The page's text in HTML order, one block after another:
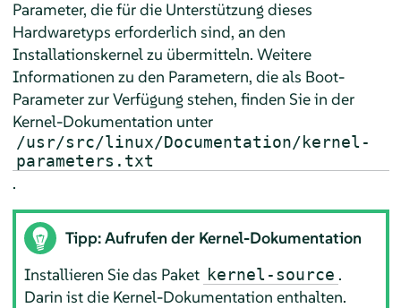
Parameter, die für die Unterstützung dieses
Hardwaretyps erforderlich sind, an den
Installationskernel zu übermitteln. Weitere
Informationen zu den Parametern, die als Boot-
Parameter zur Verfügung stehen, finden Sie in der
Kernel-Dokumentation unter
/usr/src/linux/Documentation/kernel-
parameters.txt
.
Tipp: Aufrufen der Kernel-Dokumentation
Installieren Sie das Paket kernel-source .
Darin ist die Kernel-Dokumentation enthalten.